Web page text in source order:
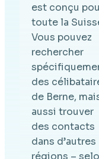
est conçu
toute la
Vous pouvez
rechercher
des
de Berne,
aussi trouver
des contacts
dans d’autres
régions –